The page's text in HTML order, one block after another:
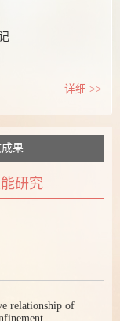
详细 >>
果
研究
relationship of